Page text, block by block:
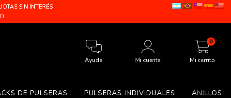
SIN INTERÉS -
Ayuda Mi cuenta Mi carrito
0
DE PULSERAS PULSERAS INDIVIDUALES ANILLOS